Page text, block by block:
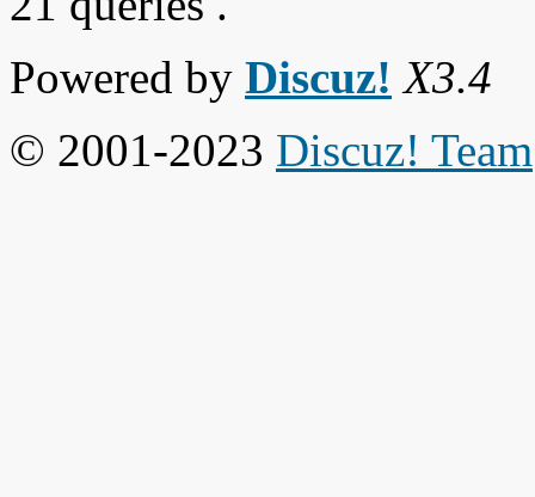
Powered by Discuz! X3.4
© 2001-2023 Discuz! Team